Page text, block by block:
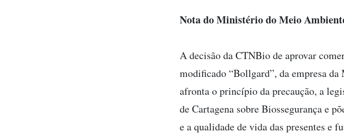
Nota do Ministério do Meio
A decisão da CTNBio de aprovar
modificado “Bollgard”, da empresa
afronta o princípio da precaução, a
de Cartagena sobre Biossegurança e
e a qualidade de vida das presentes e